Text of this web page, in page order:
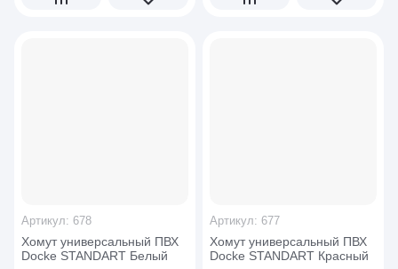
Хомут универсальный ПВХ
Docke STANDART Белый
Артикул: 678
Хомут универсальный ПВХ
Docke STANDART Красный
Артикул: 677